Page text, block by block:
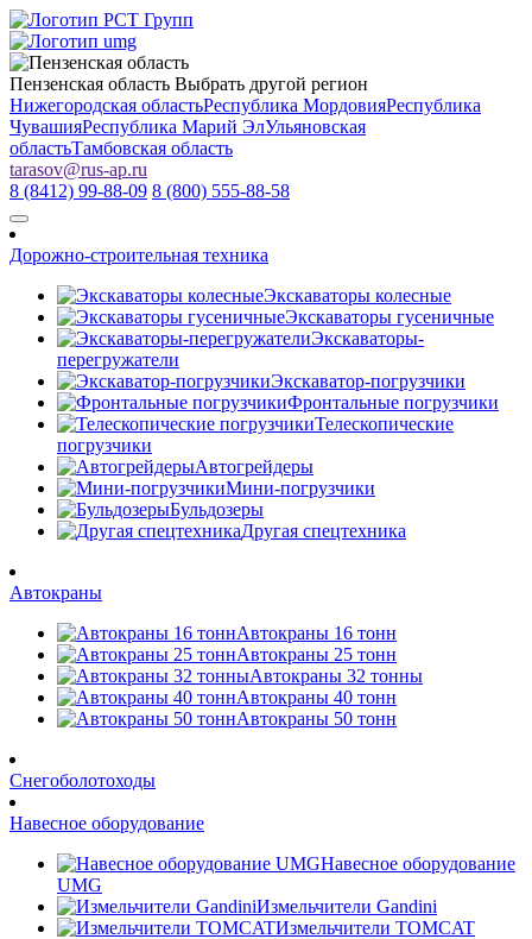
Пензенская область Выбрать другой регион
Нижегородская областьРеспублика МордовияРеспублика
ЧувашияРеспублика Марий ЭлУльяновская
областьТамбовская область
tarasov@rus-ap.ru
8 (8412) 99-88-09 8 (800) 555-88-58
Дорожно-строительная техника
Экскаваторы колесные
Экскаваторы гусеничные
Экскаваторы-
перегружатели
Экскаватор-погрузчики
Фронтальные погрузчики
Телескопические
погрузчики
Автогрейдеры
Мини-погрузчики
Бульдозеры
Другая спецтехника
Автокраны
Автокраны 16 тонн
Автокраны 25 тонн
Автокраны 32 тонны
Автокраны 40 тонн
Автокраны 50 тонн
Снегоболотоходы
Навесное оборудование
Навесное оборудование
UMG
Измельчители Gandini
Измельчители TOMCAT